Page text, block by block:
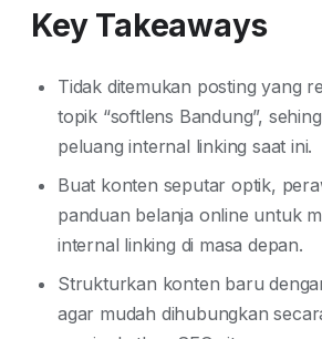
Key Takeaways
Tidak ditemukan posting yang
topik “softlens Bandung”,
peluang internal linking saat ini.
Buat konten seputar optik,
panduan belanja online untuk
internal linking di masa depan.
Strukturkan konten baru
agar mudah dihubungkan